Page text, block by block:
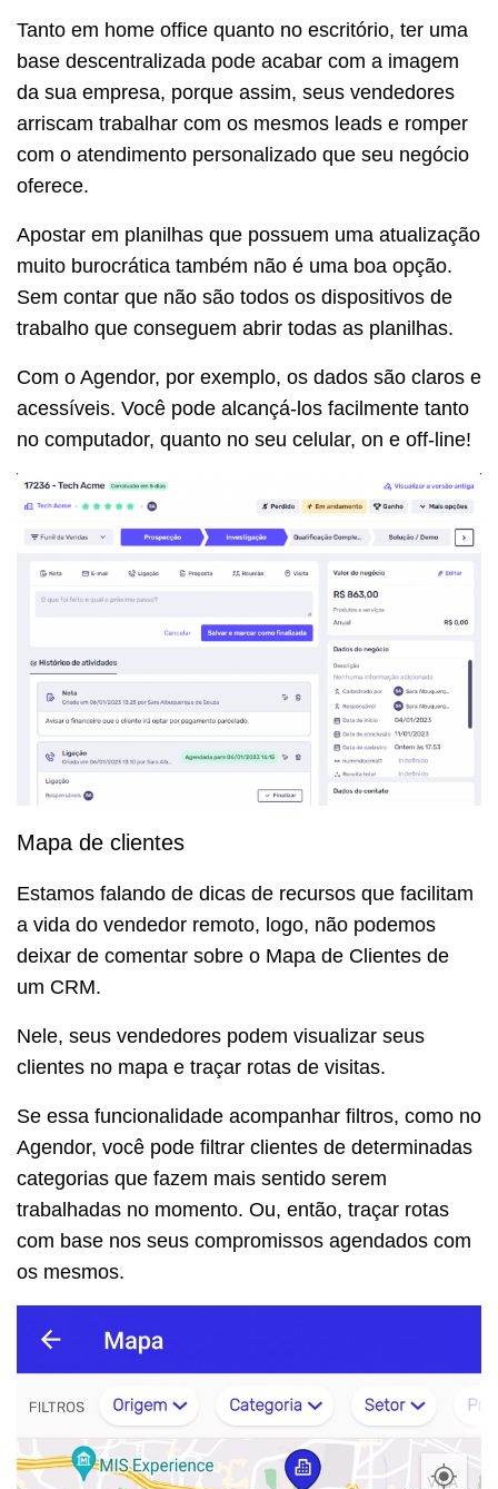
Tanto em home office quanto no escritório, ter uma
base descentralizada pode acabar com a imagem
da sua empresa, porque assim, seus vendedores
arriscam trabalhar com os mesmos leads e romper
com o atendimento personalizado que seu negócio
oferece.
Apostar em planilhas que possuem uma atualização
muito burocrática também não é uma boa opção.
Sem contar que não são todos os dispositivos de
trabalho que conseguem abrir todas as planilhas.
Com o Agendor, por exemplo, os dados são claros e
acessíveis. Você pode alcançá-los facilmente tanto
no computador, quanto no seu celular, on e off-line!
Mapa de clientes
Estamos falando de dicas de recursos que facilitam
a vida do vendedor remoto, logo, não podemos
deixar de comentar sobre o Mapa de Clientes de
um CRM.
Nele, seus vendedores podem visualizar seus
clientes no mapa e traçar rotas de visitas.
Se essa funcionalidade acompanhar filtros, como no
Agendor, você pode filtrar clientes de determinadas
categorias que fazem mais sentido serem
trabalhadas no momento. Ou, então, traçar rotas
com base nos seus compromissos agendados com
os mesmos.